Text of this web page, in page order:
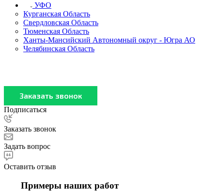
УФО
Курганская Область
Свердловская Область
Тюменская Область
Ханты-Мансийский Автономный округ - Югра АО
Челябинская Область
Подписаться
Заказать звонок
Задать вопрос
Оставить отзыв
Примеры наших работ